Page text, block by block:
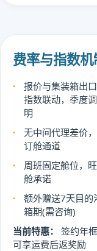
费率与指数机
报价与集装箱出
指数联动，季度
明
无中间代理差价
订舱通道
周班固定舱位，
舱承诺
额外赠送7天目的
箱期(需咨询)
当前特惠：
签约年
可享运费后返奖励